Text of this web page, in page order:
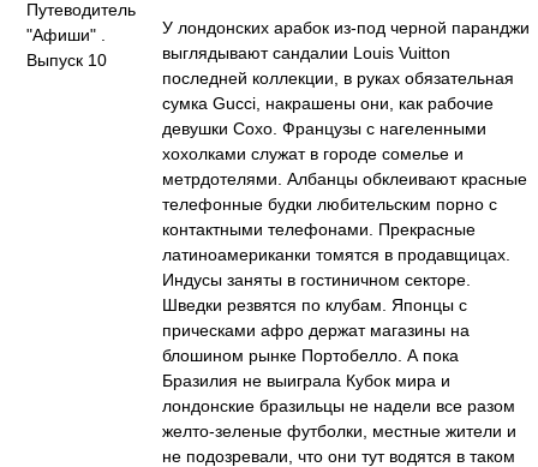
У лондонских арабок из-под черной паранджи
выглядывают сандалии Louis Vuitton
последней коллекции, в руках обязательная
сумка Gucci, накрашены они, как рабочие
девушки Сохо. Французы с нагеленными
хохолками служат в городе сомелье и
метрдотелями. Албанцы обклеивают красные
телефонные будки любительским порно с
контактными телефонами. Прекрасные
латиноамериканки томятся в продавщицах.
Индусы заняты в гостиничном секторе.
Шведки резвятся по клубам. Японцы с
прическами афро держат магазины на
блошином рынке Портобелло. А пока
Бразилия не выиграла Кубок мира и
лондонские бразильцы не надели все разом
желто-зеленые футболки, местные жители и
не подозревали, что они тут водятся в таком